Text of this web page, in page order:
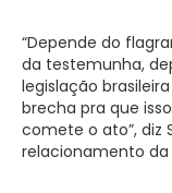
“Depende do
da testemunha,
legislação
brecha pra que
comete o ato”, diz
relacionamento da